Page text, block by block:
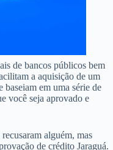
de bancos públicos bem
a aquisição de um
baseiam em uma série de
você seja aprovado e
alguém, mas
de crédito Jaraguá.